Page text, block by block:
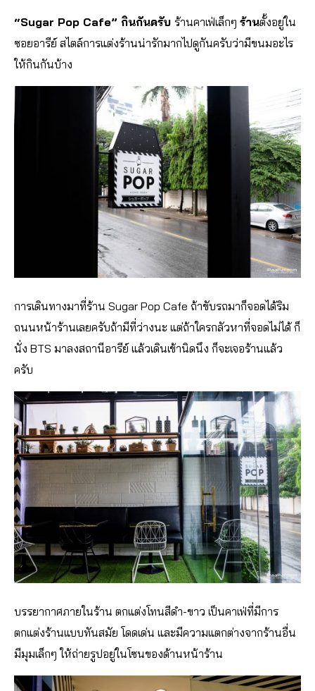
“Sugar Pop Cafe” กินกันครับ ร้านคาเฟ่เล็กๆ ร้านตั้งอยู่ใน
ซอยอารีย์ สไตล์การแต่งร้านน่ารักมากไปดูกันครับว่ามีขนมอะไร
ให้กินกันบ้าง
การเดินทางมาที่ร้าน Sugar Pop Cafe ถ้าขับรถมาก็จอดได้ริม
ถนนหน้าร้านเลยครับถ้ามีที่ว่างนะ แต่ถ้าใครกลัวหาที่จอดไม่ได้ ก็
นั่ง BTS มาลงสถานีอารีย์ แล้วเดินเข้านิดนึง ก็จะเจอร้านแล้ว
ครับ
บรรยากาศภายในร้าน ตกแต่งโทนสีดำ-ขาว เป็นคาเฟ่ที่มีการ
ตกแต่งร้านแบบทันสมัย โดดเด่น และมีความแตกต่างจากร้านอื่น
มีมุมเล็กๆ ให้ถ่ายรูปอยู่ในโซนของด้านหน้าร้าน